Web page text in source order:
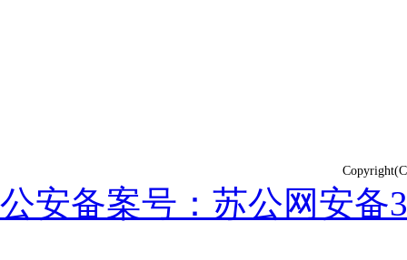
公安备案号：苏公网安备